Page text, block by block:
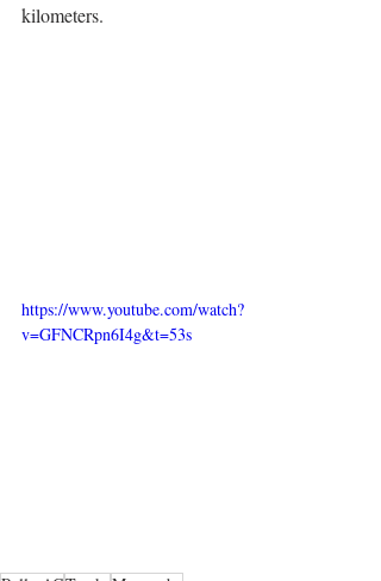
kilometers.
https://www.youtube.com/watch?
v=GFNCRpn6I4g&t=53s